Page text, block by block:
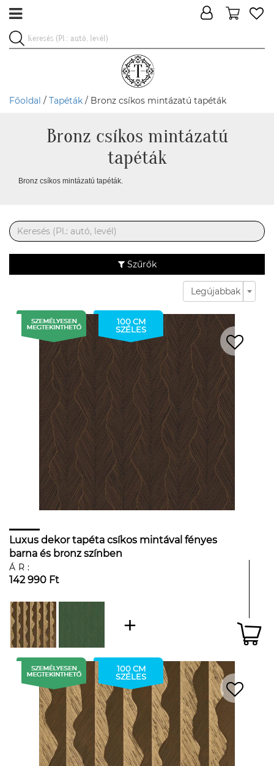
Főoldal / Tapéták / Bronz csíkos mintázatú tapéták
Bronz csíkos mintázatú
tapéták
Bronz csíkos mintázatú tapéták.
Szűrők
Legújabbak
100 CM
SZÉLES
Luxus dekor tapéta csíkos mintával fényes
barna és bronz színben
ÁR:
142 990 Ft
100 CM
SZÉLES